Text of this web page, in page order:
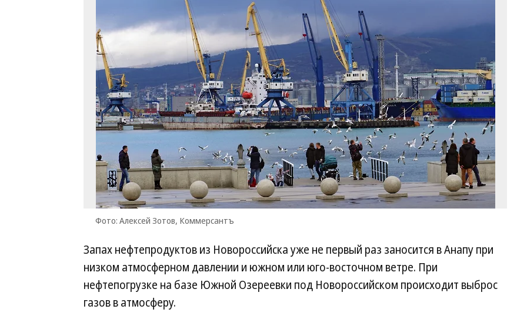
Фото: Алексей Зотов, Коммерсантъ
Запах нефтепродуктов из Новороссийска уже не первый раз заносится в Анапу при
низком атмосферном давлении и южном или юго-восточном ветре. При
нефтепогрузке на базе Южной Озереевки под Новороссийском происходит выброс
газов в атмосферу.